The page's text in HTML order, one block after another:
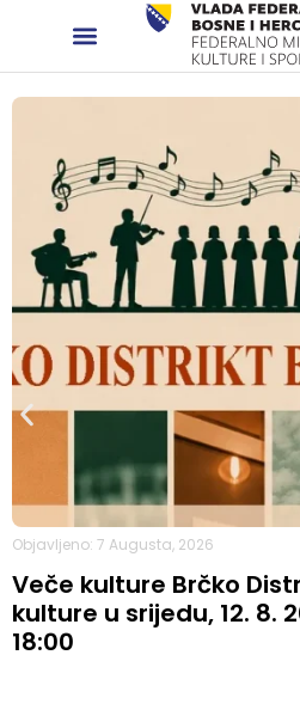
Objavljeno: 7 Augusta, 2026
Veče kulture Brčko
kulture u srijedu, 12. 8.
18:00